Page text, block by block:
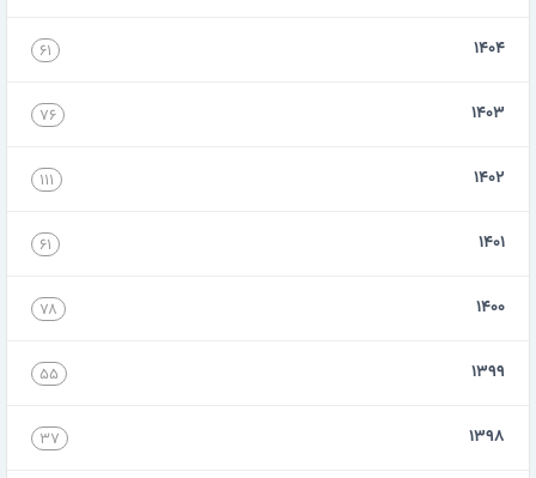
۱۴۰۴ ۶۱
۱۴۰۳ ۷۶
۱۴۰۲ ۱۱۱
۱۴۰۱ ۶۱
۱۴۰۰ ۷۸
۱۳۹۹ ۵۵
۱۳۹۸ ۳۷